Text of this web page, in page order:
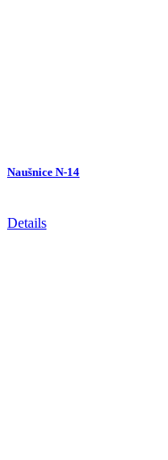
Naušnice N-14
Details